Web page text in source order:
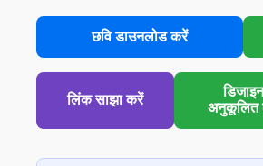
छवि डाउनलोड करें
लिंक साझा करें
डिजाइन
अनुकूलित